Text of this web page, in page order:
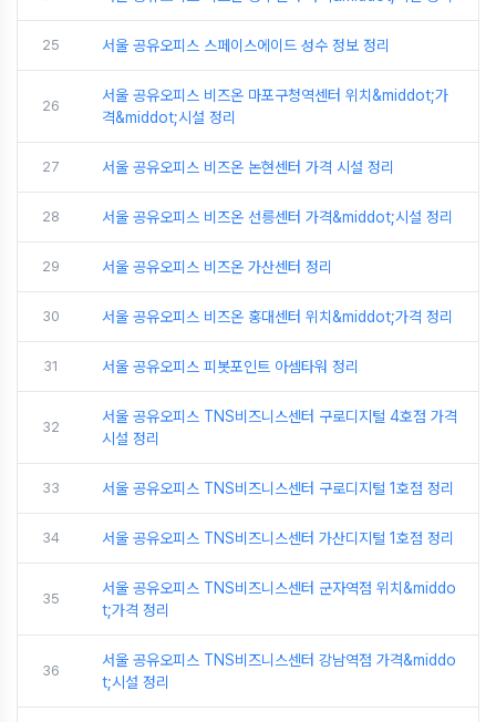
25 서울 공유오피스 스페이스에이드 성수 정보 정리
26
서울 공유오피스 비즈온 마포구청역센터 위치&middot;가
격&middot;시설 정리
27 서울 공유오피스 비즈온 논현센터 가격 시설 정리
28 서울 공유오피스 비즈온 선릉센터 가격&middot;시설 정리
29 서울 공유오피스 비즈온 가산센터 정리
30 서울 공유오피스 비즈온 홍대센터 위치&middot;가격 정리
31 서울 공유오피스 피봇포인트 아셈타워 정리
32
서울 공유오피스 TNS비즈니스센터 구로디지털 4호점 가격
시설 정리
33 서울 공유오피스 TNS비즈니스센터 구로디지털 1호점 정리
34 서울 공유오피스 TNS비즈니스센터 가산디지털 1호점 정리
35
서울 공유오피스 TNS비즈니스센터 군자역점 위치&middo
t;가격 정리
36
서울 공유오피스 TNS비즈니스센터 강남역점 가격&middo
t;시설 정리